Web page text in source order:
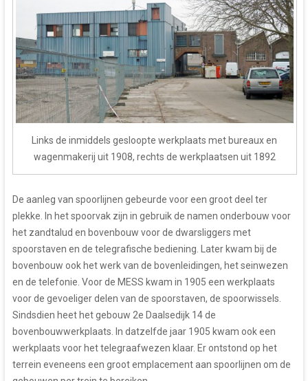
Links de inmiddels gesloopte werkplaats met bureaux en
wagenmakerij uit 1908, rechts de werkplaatsen uit 1892
De aanleg van spoorlijnen gebeurde voor een groot deel ter
plekke. In het spoorvak zijn in gebruik de namen onderbouw voor
het zandtalud en bovenbouw voor de dwarsliggers met
spoorstaven en de telegrafische bediening. Later kwam bij de
bovenbouw ook het werk van de bovenleidingen, het seinwezen
en de telefonie. Voor de MESS kwam in 1905 een werkplaats
voor de gevoeliger delen van de spoorstaven, de spoorwissels.
Sindsdien heet het gebouw 2e Daalsedijk 14 de
bovenbouwwerkplaats. In datzelfde jaar 1905 kwam ook een
werkplaats voor het telegraafwezen klaar. Er ontstond op het
terrein eveneens een groot emplacement aan spoorlijnen om de